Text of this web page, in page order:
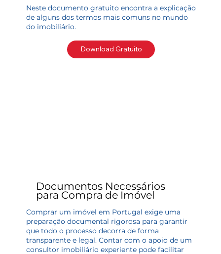
Neste documento gratuito encontra a explicação
de alguns dos termos mais comuns no mundo
do imobiliário.
Download Gratuito
Documentos Necessários
para Compra de Imóvel
Comprar um imóvel em Portugal exige uma
preparação documental rigorosa para garantir
que todo o processo decorra de forma
transparente e legal. Contar com o apoio de um
consultor imobiliário experiente pode facilitar